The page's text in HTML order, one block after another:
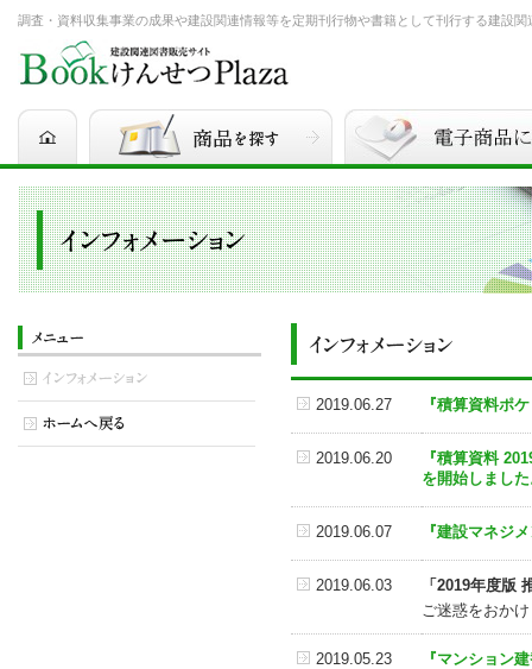
調査・資料収集事業の成果や建設関連情報等を定期刊行物や書籍として刊行する建設
2019.06.27 『積算資料ポ
2019.06.20
『積算資料
を開始しまし
2019.06.07 『建設マネジ
2019.06.03
「2019年度版
ご迷惑をおか
2019.05.23 『マンション